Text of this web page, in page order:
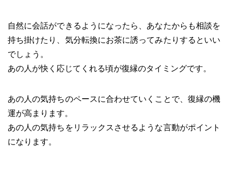
自然に会話ができるようになったら、あなたからも相談を
持ち掛けたり、気分転換にお茶に誘ってみたりするといい
でしょう。
あの人が快く応じてくれる頃が復縁のタイミングです。
あの人の気持ちのペースに合わせていくことで、復縁の機
運が高まります。
あの人の気持ちをリラックスさせるような言動がポイント
になります。